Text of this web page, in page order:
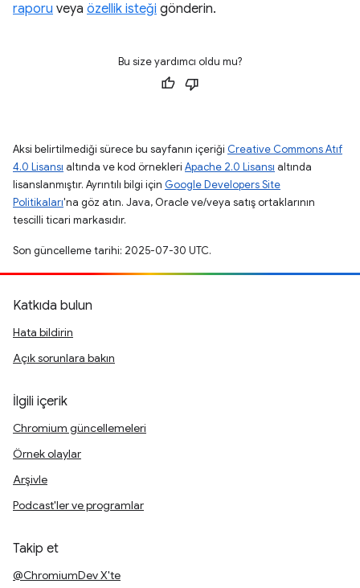
raporu veya özellik isteği gönderin.
Bu size yardımcı oldu mu?
Aksi belirtilmediği sürece bu sayfanın içeriği Creative Commons Atıf
4.0 Lisansı altında ve kod örnekleri Apache 2.0 Lisansı altında
lisanslanmıştır. Ayrıntılı bilgi için Google Developers Site
Politikaları'na göz atın. Java, Oracle ve/veya satış ortaklarının
tescilli ticari markasıdır.
Son güncelleme tarihi: 2025-07-30 UTC.
Katkıda bulun
Hata bildirin
Açık sorunlara bakın
İlgili içerik
Chromium güncellemeleri
Örnek olaylar
Arşivle
Podcast'ler ve programlar
Takip et
@ChromiumDev X'te